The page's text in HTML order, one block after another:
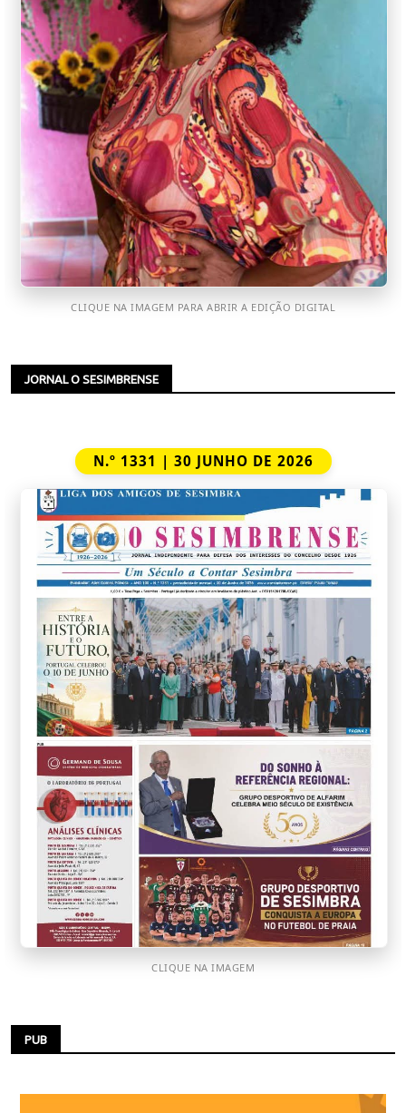
CLIQUE NA IMAGEM PARA ABRIR A EDIÇÃO DIGITAL
JORNAL O SESIMBRENSE
N.º 1331 | 30 JUNHO DE 2026
CLIQUE NA IMAGEM
PUB